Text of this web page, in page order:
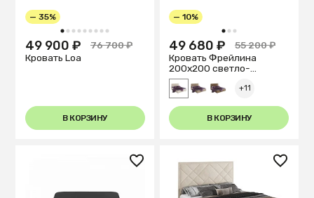
1 2 3 4 5 6 7 8 9
— 35%
49 900 ₽
76 700 ₽
Кровать Loa
В КОРЗИНУ
1 2 3
— 10%
49 680 ₽
55 200 ₽
Кровать Фрейлина
200х200 светло-
бежевого цвета
+11
В КОРЗИНУ